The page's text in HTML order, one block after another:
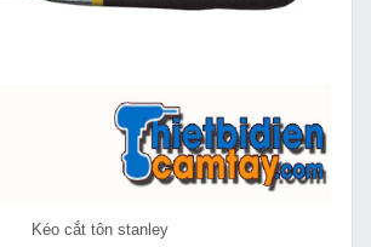
Kéo cắt tôn stanley